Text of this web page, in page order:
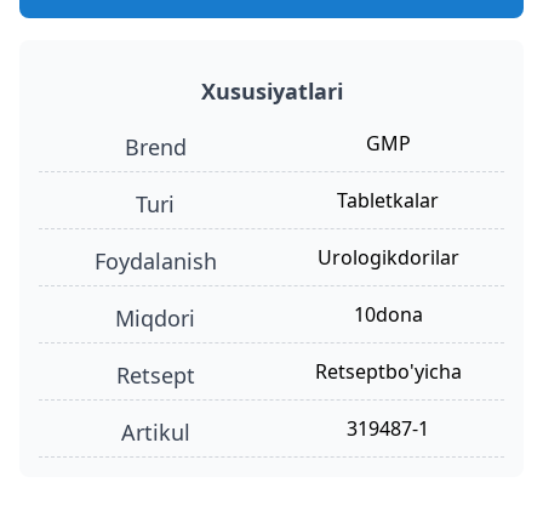
Xususiyatlari
Brend
GMP
turi tabletkalar
foydalanish urologikdorilar
miqdori 10dona
retsept retseptbo'yicha
Artikul 319487-1